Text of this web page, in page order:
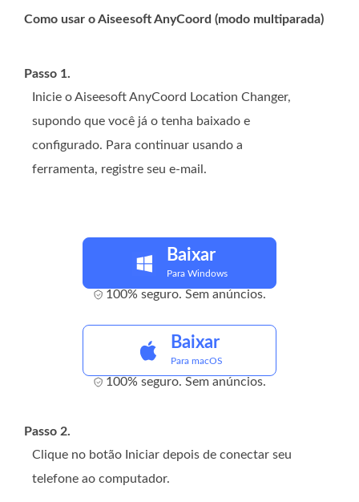
Como usar o Aiseesoft AnyCoord (modo multiparada)
Passo 1.
Inicie o Aiseesoft AnyCoord Location Changer,
supondo que você já o tenha baixado e
configurado. Para continuar usando a
ferramenta, registre seu e-mail.
Baixar
Para Windows
100% seguro. Sem anúncios.
Baixar
Para macOS
100% seguro. Sem anúncios.
Passo 2.
Clique no botão Iniciar depois de conectar seu
telefone ao computador.